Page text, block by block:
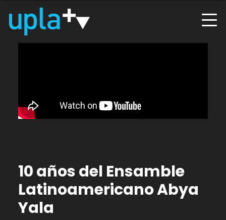
10 años del Ensamble
Latinoamericano Abya
Yala